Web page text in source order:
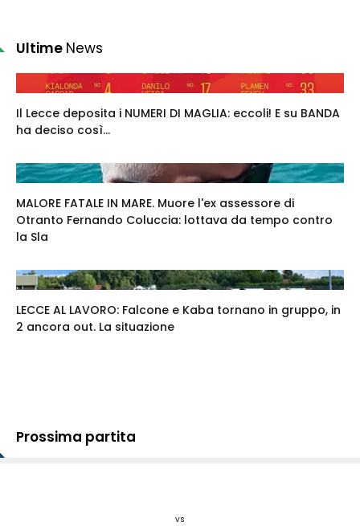
Ultime News
Il Lecce deposita i NUMERI DI MAGLIA: eccoli! E su BANDA
ha deciso così...
MALORE FATALE IN MARE. Muore l'ex assessore di
Otranto Fernando Coluccia: lottava da tempo contro
la Sla
LECCE AL LAVORO: Falcone e Kaba tornano in gruppo, in
2 ancora out. La situazione
Prossima partita
vs